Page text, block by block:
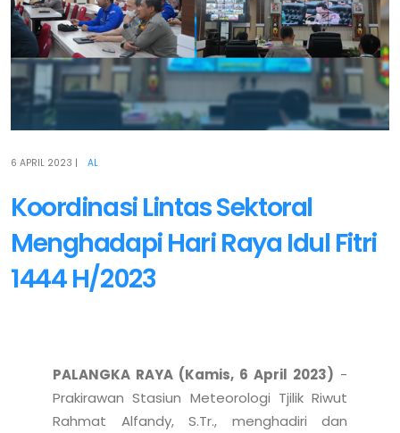
6 APRIL 2023 | AL
Koordinasi Lintas Sektoral
Menghadapi Hari Raya Idul Fitri
1444 H/2023
PALANGKA RAYA (Kamis, 6 April 2023) -
Prakirawan Stasiun Meteorologi Tjilik Riwut
Rahmat Alfandy, S.Tr., menghadiri dan